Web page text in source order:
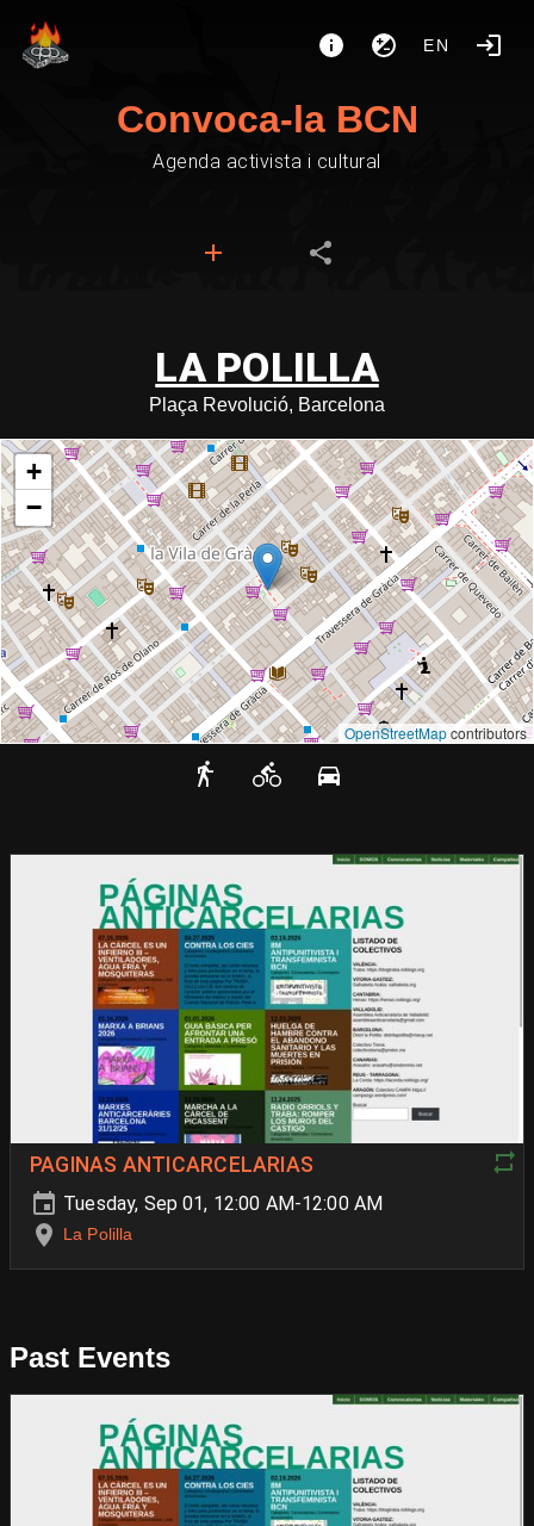
EN
Convoca-la BCN
Agenda activista i cultural
LA POLILLA
Plaça Revolució, Barcelona
+
−
OpenStreetMapcontributors
PAGINAS ANTICARCELARIAS
Tuesday, Sep 01, 12:00 AM-12:00 AM
La Polilla
Past Events